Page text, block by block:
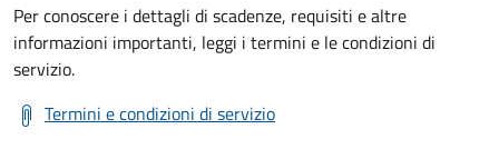
Per conoscere i dettagli di scadenze, requisiti e altre
informazioni importanti, leggi i termini e le condizioni di
servizio.
Termini e condizioni di servizio